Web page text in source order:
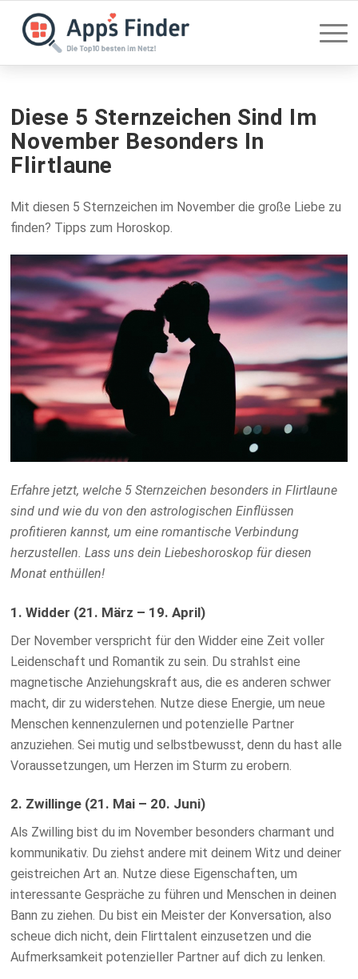
Diese 5 Sternzeichen Sind Im
November Besonders In
Flirtlaune
Mit diesen 5 Sternzeichen im November die große Liebe zu
finden? Tipps zum Horoskop.
Erfahre jetzt, welche 5 Sternzeichen besonders in Flirtlaune
sind und wie du von den astrologischen Einflüssen
profitieren kannst, um eine romantische Verbindung
herzustellen. Lass uns dein Liebeshoroskop für diesen
Monat enthüllen!
1. Widder (21. März – 19. April)
Der November verspricht für den Widder eine Zeit voller
Leidenschaft und Romantik zu sein. Du strahlst eine
magnetische Anziehungskraft aus, die es anderen schwer
macht, dir zu widerstehen. Nutze diese Energie, um neue
Menschen kennenzulernen und potenzielle Partner
anzuziehen. Sei mutig und selbstbewusst, denn du hast alle
Voraussetzungen, um Herzen im Sturm zu erobern.
2. Zwillinge (21. Mai – 20. Juni)
Als Zwilling bist du im November besonders charmant und
kommunikativ. Du ziehst andere mit deinem Witz und deiner
geistreichen Art an. Nutze diese Eigenschaften, um
interessante Gespräche zu führen und Menschen in deinen
Bann zu ziehen. Du bist ein Meister der Konversation, also
scheue dich nicht, dein Flirttalent einzusetzen und die
Aufmerksamkeit potenzieller Partner auf dich zu lenken.